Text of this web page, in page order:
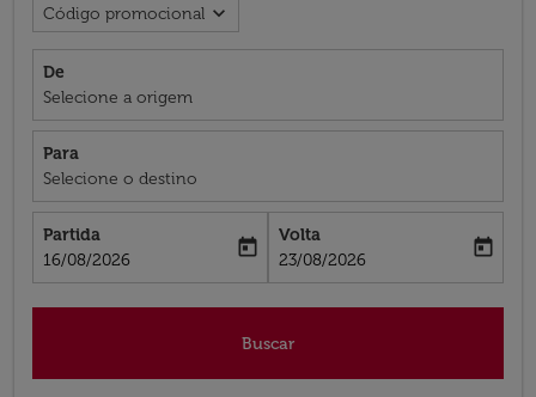
Código promocional expand_more
De
Selecione a origem
Para
Selecione o destino
Partida
fc-booking-departure-date-aria-label
16/08/2026
today
Volta
fc-booking-return-date-aria-label
23/08/2026
today
Buscar